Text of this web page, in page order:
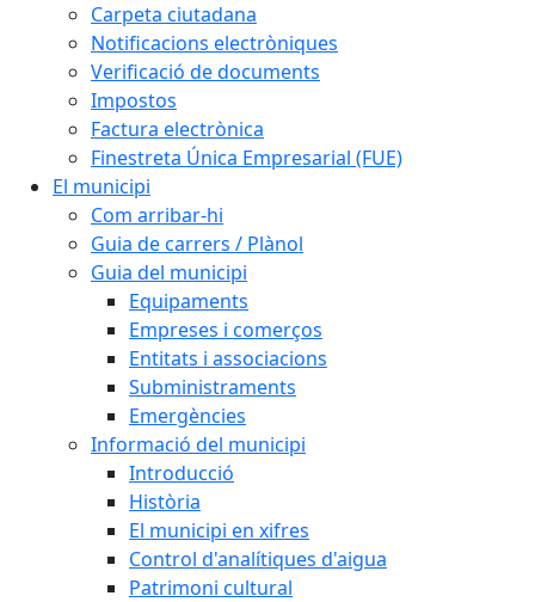
Carpeta ciutadana
Notificacions electròniques
Verificació de documents
Impostos
Factura electrònica
Finestreta Única Empresarial (FUE)
El municipi
Com arribar-hi
Guia de carrers / Plànol
Guia del municipi
Equipaments
Empreses i comerços
Entitats i associacions
Subministraments
Emergències
Informació del municipi
Introducció
Història
El municipi en xifres
Control d'analítiques d'aigua
Patrimoni cultural